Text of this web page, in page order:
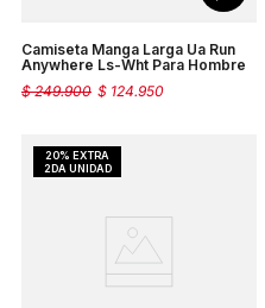
Camiseta Manga Larga Ua Run
Anywhere Ls-Wht Para Hombre
$ 124.950
$ 249.900